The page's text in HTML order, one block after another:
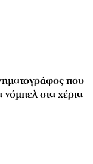
που
στα χέρια